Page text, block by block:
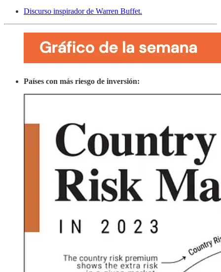
Discurso inspirador de Warren Buffet.
Países con más riesgo de inversión: